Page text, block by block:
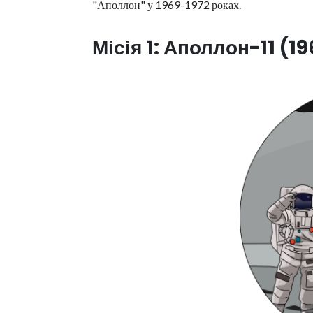
"Аполлон" у 1969-1972 роках.
Місія 1: Аполлон-11